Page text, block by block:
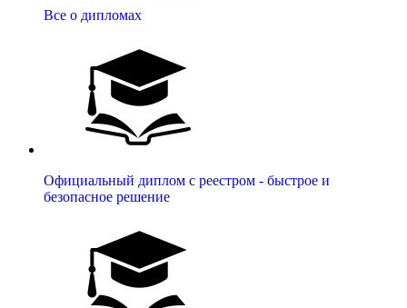
Все о дипломах
Официальный диплом с реестром - быстрое и
безопасное решение